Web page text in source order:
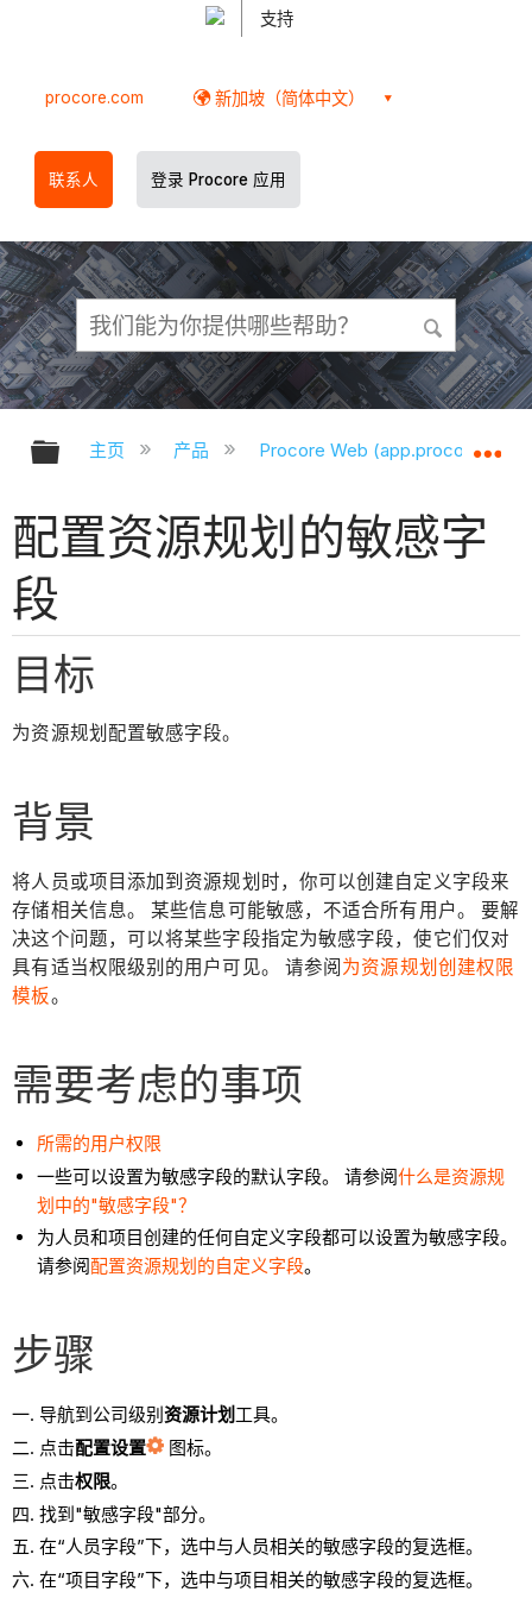
支持
procore.com 新加坡（简体中文）
联系人 登录 Procore 应用
扩展/隐缩全局层次
主页 产品 Procore Web
配置资源规划的敏感字
段
目标
为资源规划配置敏感字段。
背景
将人员或项目添加到资源规划时，你可以创建自定义字段来
存储相关信息。 某些信息可能敏感，不适合所有用户。 要解
决这个问题，可以将某些字段指定为敏感字段，使它们仅对
具有适当权限级别的用户可见。 请参阅 为资源规划创建权限
模板。
需要考虑的事项
所需的用户权限
一些可以设置为敏感字段的默认字段。 请参阅什么是资源规
划中的"敏感字段"？
为人员和项目创建的任何自定义字段都可以设置为敏感字段。
请参阅配置资源规划的自定义字段。
步骤
导航到公司级别 资源计划 工具。
点击配置设置
图标。
点击权限。
找到"敏感字段"部分。
在“人员字段”下，选中与人员相关的敏感字段的复选框。
在“项目字段”下，选中与项目相关的敏感字段的复选框。